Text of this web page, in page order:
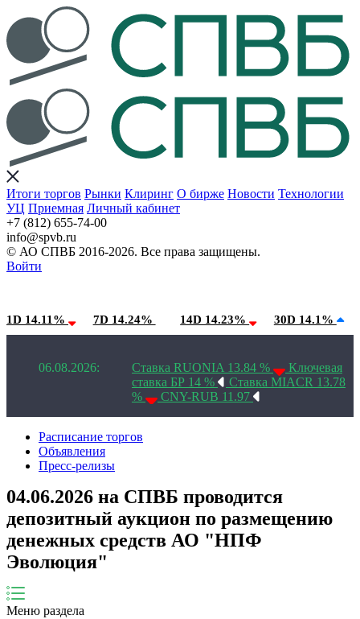
Итоги торгов Рынки Клиринг О бирже Новости Технологии
УЦ Приемная Личный кабинет
+7 (812) 655-74-00
info@spvb.ru
© АО СПВБ 2016-2026. Все права защищены.
Войти
1D 14.11% 7D 14.24% 14D 14.23% 30D 14.1%
06.08.2026: Ставка RUONIA 13.84 %
Ключевая
ставка БР 14 %
Ставка MIACR 13.78
%
CNY-RUB 11.97
Расписание торгов
Объявления
Пресс-релизы
04.06.2026 на СПВБ проводится
депозитный аукцион по размещению
денежных средств АО "НПФ
Эволюция"
Меню раздела